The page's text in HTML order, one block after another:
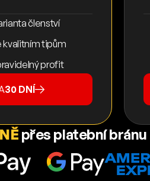
členství
tipům
profit
30 DNÍ
přes platební bránu